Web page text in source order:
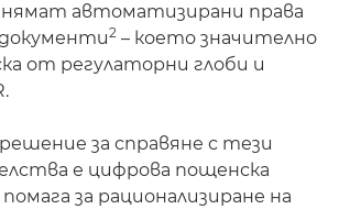
автоматизирани права
2 – което значително
от регулаторни глоби и
за справяне с тези
е цифрова пощенска
за рационализиране на